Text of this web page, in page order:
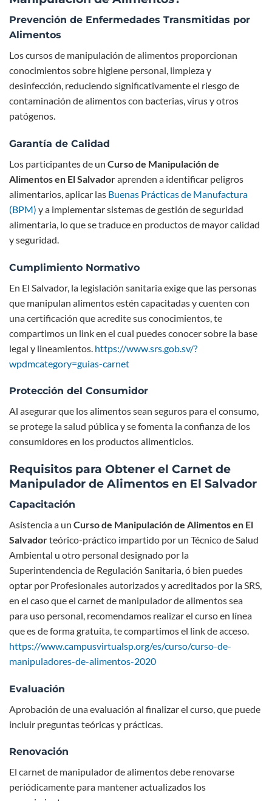
Prevención de Enfermedades Transmitidas por
Alimentos
Los cursos de manipulación de alimentos proporcionan
conocimientos sobre higiene personal, limpieza y
desinfección, reduciendo significativamente el riesgo de
contaminación de alimentos con bacterias, virus y otros
patógenos.
Garantía de Calidad
Los participantes de un Curso de Manipulación de
Alimentos en El Salvadoraprenden a identificar peligros
alimentarios, aplicar las Buenas Prácticas de Manufactura
(BPM) y a implementar sistemas de gestión de seguridad
alimentaria, lo que se traduce en productos de mayor calidad
y seguridad.
Cumplimiento Normativo
En El Salvador, la legislación sanitaria exige que las personas
que manipulan alimentos estén capacitadas y cuenten con
una certificación que acredite sus conocimientos, te
compartimos un link en el cual puedes conocer sobre la base
legal y lineamientos. https://www.srs.gob.sv/?
wpdmcategory=guias-carnet
Protección del Consumidor
Al asegurar que los alimentos sean seguros para el consumo,
se protege la salud pública y se fomenta la confianza de los
consumidores en los productos alimenticios.
Requisitos para Obtener el Carnet de
Manipulador de Alimentos en El Salvador
Capacitación
Asistencia a un Curso de Manipulación de Alimentos en El
Salvadorteórico-práctico impartido por un Técnico de Salud
Ambiental u otro personal designado por la
Superintendencia de Regulación Sanitaria, ó bien puedes
optar por Profesionales autorizados y acreditados por la SRS,
en el caso que el carnet de manipulador de alimentos sea
para uso personal, recomendamos realizar el curso en línea
que es de forma gratuita, te compartimos el link de acceso.
https://www.campusvirtualsp.org/es/curso/curso-de-
manipuladores-de-alimentos-2020
Evaluación
Aprobación de una evaluación al finalizar el curso, que puede
incluir preguntas teóricas y prácticas.
Renovación
El carnet de manipulador de alimentos debe renovarse
periódicamente para mantener actualizados los